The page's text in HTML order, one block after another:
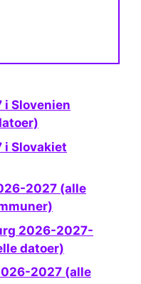
datoer)